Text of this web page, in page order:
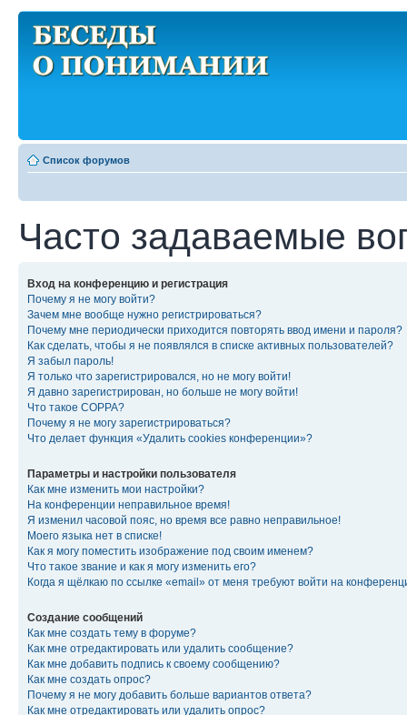
Список форумов
Часто задаваемые
Вход на конференцию и регистрация
Почему я не могу войти?
Зачем мне вообще нужно регистрироваться?
Почему мне периодически приходится повторять ввод имени и пароля?
Как сделать, чтобы я не появлялся в списке активных пользователей?
Я забыл пароль!
Я только что зарегистрировался, но не могу войти!
Я давно зарегистрирован, но больше не могу войти!
Что такое COPPA?
Почему я не могу зарегистрироваться?
Что делает функция «Удалить cookies конференции»?
Параметры и настройки пользователя
Как мне изменить мои настройки?
На конференции неправильное время!
Я изменил часовой пояс, но время все равно неправильное!
Моего языка нет в списке!
Как я могу поместить изображение под своим именем?
Что такое звание и как я могу изменить его?
Когда я щёлкаю по ссылке «email» от меня требуют войти на
Создание сообщений
Как мне создать тему в форуме?
Как мне отредактировать или удалить сообщение?
Как мне добавить подпись к своему сообщению?
Как мне создать опрос?
Почему я не могу добавить больше вариантов ответа?
Как мне отредактировать или удалить опрос?